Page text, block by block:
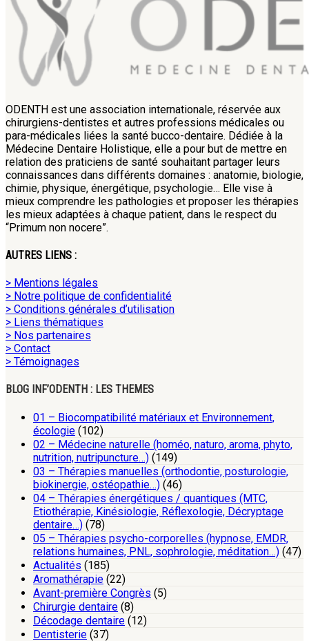
ODENTH est une association internationale, réservée aux
chirurgiens-dentistes et autres professions médicales ou
para-médicales liées la santé bucco-dentaire. Dédiée à la
Médecine Dentaire Holistique, elle a pour but de mettre en
relation des praticiens de santé souhaitant partager leurs
connaissances dans différents domaines : anatomie, biologie,
chimie, physique, énergétique, psychologie… Elle vise à
mieux comprendre les pathologies et proposer les thérapies
les mieux adaptées à chaque patient, dans le respect du
“Primum non nocere”.
AUTRES LIENS :
> Mentions légales
> Notre politique de confidentialité
> Conditions générales d’utilisation
> Liens thématiques
> Nos partenaires
> Contact
> Témoignages
BLOG INF’ODENTH : LES THEMES
01 – Biocompatibilité matériaux et Environnement,
écologie (102)
02 – Médecine naturelle (homéo, naturo, aroma, phyto,
nutrition, nutripuncture…) (149)
03 – Thérapies manuelles (orthodontie, posturologie,
biokinergie, ostéopathie…) (46)
04 – Thérapies énergétiques / quantiques (MTC,
Etiothérapie, Kinésiologie, Réflexologie, Décryptage
dentaire…) (78)
05 – Thérapies psycho-corporelles (hypnose, EMDR,
relations humaines, PNL, sophrologie, méditation…) (47)
Actualités (185)
Aromathérapie (22)
Avant-première Congrès (5)
Chirurgie dentaire (8)
Décodage dentaire (12)
Dentisterie (37)